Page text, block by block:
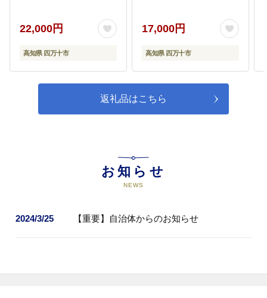
高知 しまんと 四万十市
限定 お取り寄せ 【2026
年11月～2027年2月まで
22,000円
高知県 四万十市
柑橘 オススメ 四万十市
四万十 しまんと 高知 産
地直送 農家直送 【2026
17,000円
高知県 四万十市
返礼品はこちら
お知らせ
NEWS
2024/3/25 【重要】自治体からのお知らせ